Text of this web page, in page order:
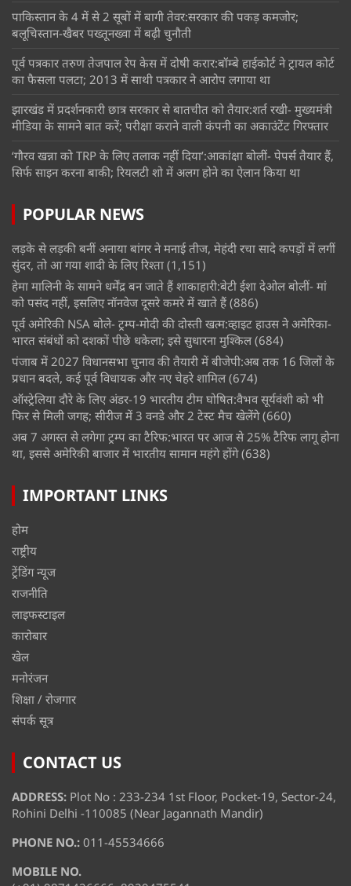
पाकिस्तान के 4 में से 2 सूबों में बागी तेवर:सरकार की पकड़ कमजोर;
बलूचिस्तान-खैबर पख्तूनख्वा में बढ़ी चुनौती
पूर्व पत्रकार तरुण तेजपाल रेप केस में दोषी करार:बॉम्बे हाईकोर्ट ने ट्रायल कोर्ट
का फैसला पलटा; 2013 में साथी पत्रकार ने आरोप लगाया था
झारखंड में प्रदर्शनकारी छात्र सरकार से बातचीत को तैयार:शर्त रखी- मुख्यमंत्री
मीडिया के सामने बात करें; परीक्षा कराने वाली कंपनी का अकाउंटेंट गिरफ्तार
‘गौरव खन्ना को TRP के लिए तलाक नहीं दिया’:आकांक्षा बोलीं- पेपर्स तैयार हैं,
सिर्फ साइन करना बाकी; रियलटी शो में अलग होने का ऐलान किया था
POPULAR NEWS
लड़के से लड़की बनीं अनाया बांगर ने मनाई तीज, मेहंदी रचा सादे कपड़ों में लगीं
सुंदर, तो आ गया शादी के लिए रिश्ता (1,151)
हेमा मालिनी के सामने धर्मेंद्र बन जाते हैं शाकाहारी:बेटी ईशा देओल बोलीं- मां
को पसंद नहीं, इसलिए नॉनवेज दूसरे कमरे में खाते हैं (886)
पूर्व अमेरिकी NSA बोले- ट्रम्प-मोदी की दोस्ती खत्म:व्हाइट हाउस ने अमेरिका-
भारत संबंधों को दशकों पीछे धकेला; इसे सुधारना मुश्किल (684)
पंजाब में 2027 विधानसभा चुनाव की तैयारी में बीजेपी:अब तक 16 जिलों के
प्रधान बदले, कई पूर्व विधायक और नए चेहरे शामिल (674)
ऑस्ट्रेलिया दौरे के लिए अंडर-19 भारतीय टीम घोषित:वैभव सूर्यवंशी को भी
फिर से मिली जगह; सीरीज में 3 वनडे और 2 टेस्ट मैच खेलेंगे (660)
अब 7 अगस्त से लगेगा ट्रम्प का टैरिफ:भारत पर आज से 25% टैरिफ लागू होना
था, इससे अमेरिकी बाजार में भारतीय सामान महंगे होंगे (638)
IMPORTANT LINKS
होम
राष्ट्रीय
ट्रेंडिंग न्यूज
राजनीति
लाइफस्टाइल
कारोबार
खेल
मनोरंजन
शिक्षा / रोजगार
संपर्क सूत्र
CONTACT US
ADDRESS: Plot No : 233-234 1st Floor, Pocket-19, Sector-24,
Rohini Delhi -110085 (Near Jagannath Mandir)
PHONE NO.: 011-45534666
MOBILE NO.